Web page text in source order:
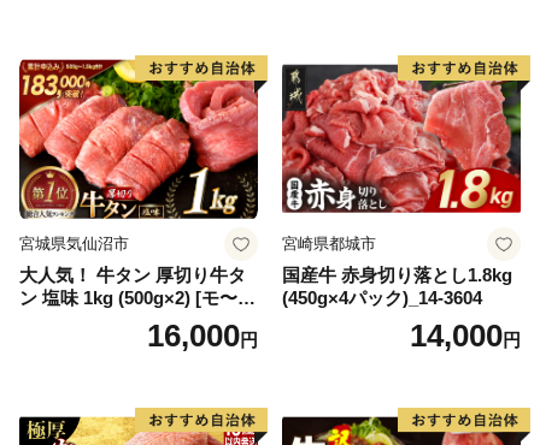
宮城県気仙沼市
大人気！ 牛タン 厚切り牛タ
ン 塩味 1kg (500g×2) [モ〜ラ
ンド 宮城県 気仙沼市 205646
60] 肉 牛肉 精肉 牛たん 牛タ
厚切り タン
16,000円
宮崎県都城市
国産牛 赤身切り落とし1.8kg
(450g×4パック)_14-3604
14,000円